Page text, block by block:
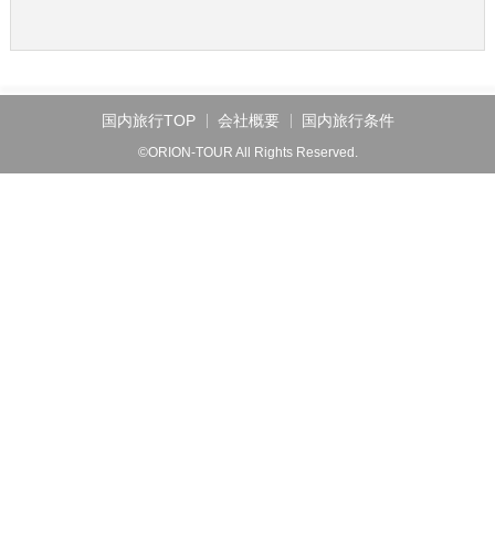
国内旅行TOP 会社概要 国内旅行条件
©ORION-TOUR All Rights Reserved.